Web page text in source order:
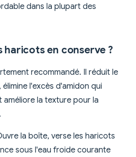
dans la plupart des
haricots en conserve ?
recommandé. Il réduit le
l'excès d'amidon qui
la texture pour la
la boîte, verse les haricots
sous l'eau froide courante